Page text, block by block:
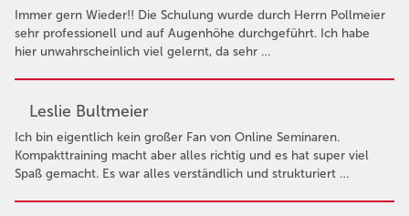
Immer gern Wieder!! Die Schulung wurde durch Herrn Pollmeier
sehr professionell und auf Augenhöhe durchgeführt. Ich habe
hier unwahrscheinlich viel gelernt, da sehr …
Leslie Bultmeier
Ich bin eigentlich kein großer Fan von Online Seminaren.
Kompakttraining macht aber alles richtig und es hat super viel
Spaß gemacht. Es war alles verständlich und strukturiert …